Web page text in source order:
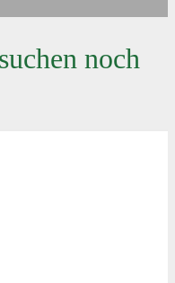
noch